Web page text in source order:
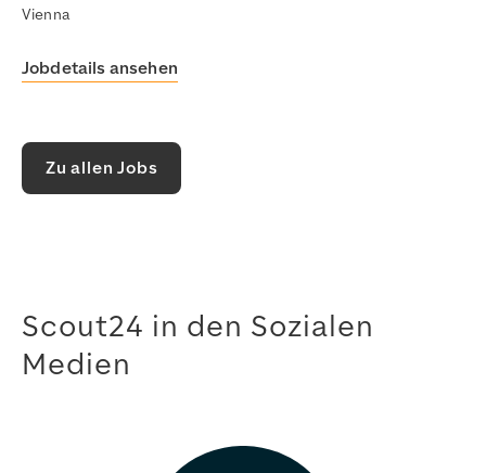
Vienna
Jobdetails ansehen
Zu allen Jobs
Scout24 in den Sozialen
Medien